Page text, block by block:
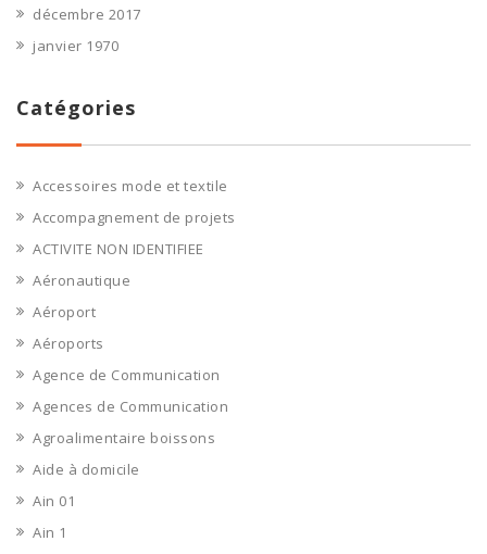
décembre 2017
janvier 1970
Catégories
Accessoires mode et textile
Accompagnement de projets
ACTIVITE NON IDENTIFIEE
Aéronautique
Aéroport
Aéroports
Agence de Communication
Agences de Communication
Agroalimentaire boissons
Aide à domicile
Ain 01
Ain 1